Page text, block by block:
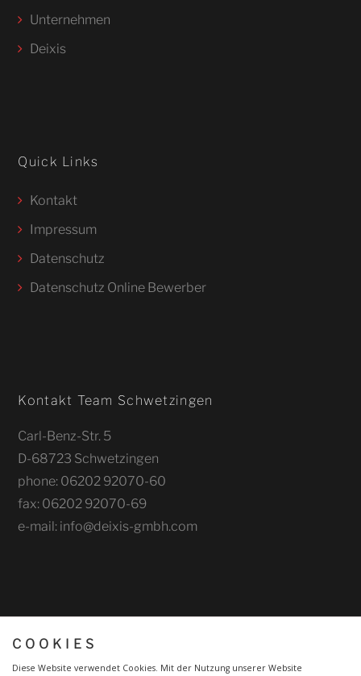
COOKIES
Diese Website verwendet Cookies. Mit der Nutzung unserer Website
Unternehmen
Deixis
Quick Links
Kontakt
Impressum
Datenschutz
Datenschutz Online Bewerber
Kontakt Team Schwetzingen
Carl-Benz-Str. 5
D-68723 Schwetzingen
phone: 06202 92070-60
fax: 06202 92070-69
e-mail: info@deixis-gmbh.com